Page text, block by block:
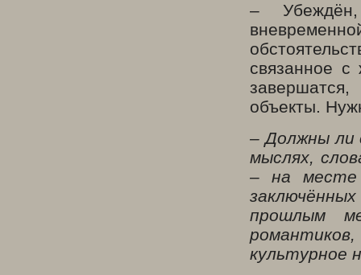
– Убеждён,
связанное с
завершатся,
объекты.
– Должны ли
мыслях,
– на месте
прошлым
культурное